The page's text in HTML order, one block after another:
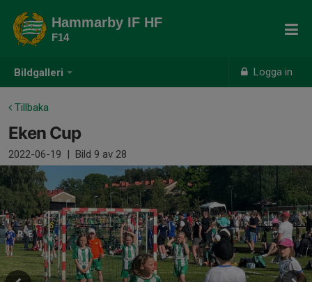
Bildgalleri Logga in
Hammarby IF HF
F14
Tillbaka
Eken Cup
2022-06-19 | Bild 9 av 28